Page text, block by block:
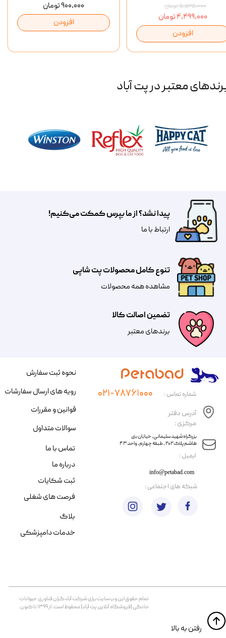
۹۰۰,۰۰۰ تومان
افزودن
۵,۵۲۵,۰۰۰ تومان
۴,۴۹۹,۰۰۰ تومان
افزودن
معتبر در پت آباد
تضمین اصالت کالا
​​برندهای معتبر​​​​​​​
تنوع کامل محصولات پت شاپی
مشاهده همه محصولات
پیدا نشد؟ از ما بپرس کمکت می‌کنیم!
​​​ارتباط با ما
​ایمیل :
آدرس دفتر
مرکزی :
info@petabad.com
​​بزرگراه شهید سلیمانی، خیابان بنی
هاشم پلاک ۲۰۲ ، طبقه چهارم، واحد ۴۳
شماره تماس : ۰۲۱-۷۸۷۶۱۰۰۰
تمام حقوق اين وب‌سايت برای شرکت آبادگران فناوری حیوانات
خانگی (فروشگاه آنلاین پت آباد) محفوظ است. از ۱۳۹۹ تا کنون.
​​رفتن به بالا
نحوه ثبت سفارش
رویه های ارسال سفارشات
قوانین و مقررات
سوالات متداول
تماس با ما
درباره ما
ثبت شکایات
فرصت های شغلی
​شبکه های اجتماعی :
بلاگ
خدمات دامپزشکی